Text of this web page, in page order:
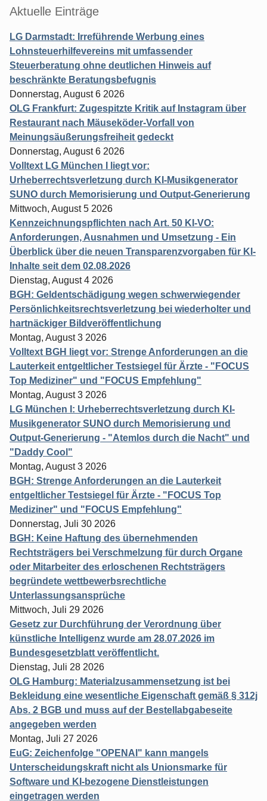
Aktuelle Einträge
LG Darmstadt: Irreführende Werbung eines
Lohnsteuerhilfevereins mit umfassender
Steuerberatung ohne deutlichen Hinweis auf
beschränkte Beratungsbefugnis
Donnerstag, August 6 2026
OLG Frankfurt: Zugespitzte Kritik auf Instagram über
Restaurant nach Mäuseköder-Vorfall von
Meinungsäußerungsfreiheit gedeckt
Donnerstag, August 6 2026
Volltext LG München I liegt vor:
Urheberrechtsverletzung durch KI-Musikgenerator
SUNO durch Memorisierung und Output-Generierung
Mittwoch, August 5 2026
Kennzeichnungspflichten nach Art. 50 KI-VO:
Anforderungen, Ausnahmen und Umsetzung - Ein
Überblick über die neuen Transparenzvorgaben für KI-
Inhalte seit dem 02.08.2026
Dienstag, August 4 2026
BGH: Geldentschädigung wegen schwerwiegender
Persönlichkeitsrechtsverletzung bei wiederholter und
hartnäckiger Bildveröffentlichung
Montag, August 3 2026
Volltext BGH liegt vor: Strenge Anforderungen an die
Lauterkeit entgeltlicher Testsiegel für Ärzte - "FOCUS
Top Mediziner" und "FOCUS Empfehlung"
Montag, August 3 2026
LG München I: Urheberrechtsverletzung durch KI-
Musikgenerator SUNO durch Memorisierung und
Output-Generierung - "Atemlos durch die Nacht" und
"Daddy Cool"
Montag, August 3 2026
BGH: Strenge Anforderungen an die Lauterkeit
entgeltlicher Testsiegel für Ärzte - "FOCUS Top
Mediziner" und "FOCUS Empfehlung"
Donnerstag, Juli 30 2026
BGH: Keine Haftung des übernehmenden
Rechtsträgers bei Verschmelzung für durch Organe
oder Mitarbeiter des erloschenen Rechtsträgers
begründete wettbewerbsrechtliche
Unterlassungsansprüche
Mittwoch, Juli 29 2026
Gesetz zur Durchführung der Verordnung über
künstliche Intelligenz wurde am 28.07.2026 im
Bundesgesetzblatt veröffentlicht.
Dienstag, Juli 28 2026
OLG Hamburg: Materialzusammensetzung ist bei
Bekleidung eine wesentliche Eigenschaft gemäß § 312j
Abs. 2 BGB und muss auf der Bestellabgabeseite
angegeben werden
Montag, Juli 27 2026
EuG: Zeichenfolge "OPENAI" kann mangels
Unterscheidungskraft nicht als Unionsmarke für
Software und KI-bezogene Dienstleistungen
eingetragen werden